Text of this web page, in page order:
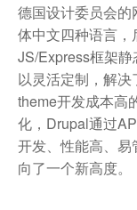
德国设计委员会
体中文四种语言
JS/Express框架
以灵活定制，解
theme开发成本高
化，Drupal通过
开发、性能高、
向了一个新高度。